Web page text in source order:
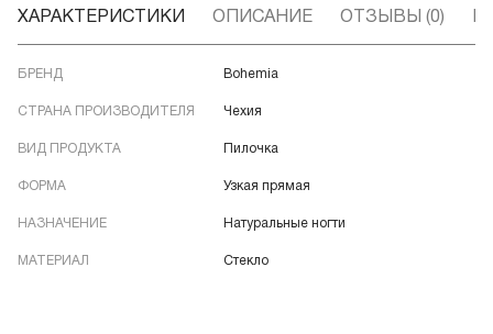
ХАРАКТЕРИСТИКИ ОПИСАНИЕ ОТЗЫВЫ (0)
БРЕНД Bohemia
СТРАНА ПРОИЗВОДИТЕЛЯ Чехия
ВИД ПРОДУКТА Пилочка
ФОРМА Узкая прямая
НАЗНАЧЕНИЕ Натуральные ногти
МАТЕРИАЛ Стекло